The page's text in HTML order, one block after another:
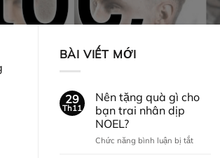
BÀI VIẾT MỚI
29
Th11
Nên tặng quà gì cho
bạn trai nhân dịp
NOEL?
Chức năng bình luận bị tắtở